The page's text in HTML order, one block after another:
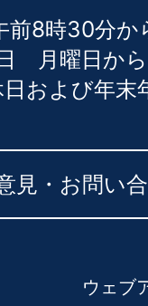
8時30分か
月曜日か
日および年
見・お問い
ウェブ